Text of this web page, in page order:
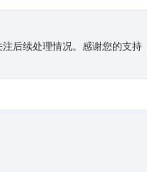
后续处理情况。感谢您的支持